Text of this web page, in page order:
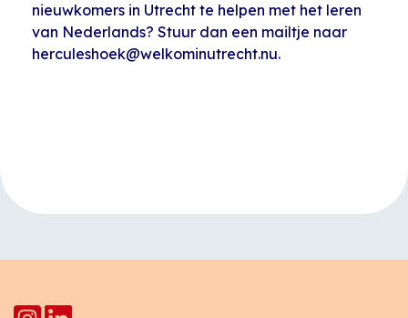
nieuwkomers in Utrecht te helpen met het leren
van Nederlands? Stuur dan een mailtje naar
herculeshoek@welkominutrecht.nu.